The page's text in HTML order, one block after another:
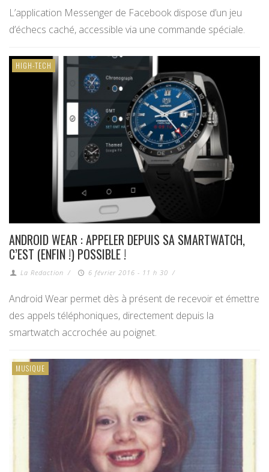
L’application Messenger de Facebook dispose d’un jeu
d’échecs caché, accessible via une commande spéciale.
HIGH-TECH
ANDROID WEAR : APPELER DEPUIS SA SMARTWATCH,
C’EST (ENFIN !) POSSIBLE !
La Redaction / 6 février 2016 - 11 h 30 /
Android Wear permet dès à présent de recevoir et émettre
des appels téléphoniques, directement depuis la
smartwatch accrochée au poignet.
MUSIQUE